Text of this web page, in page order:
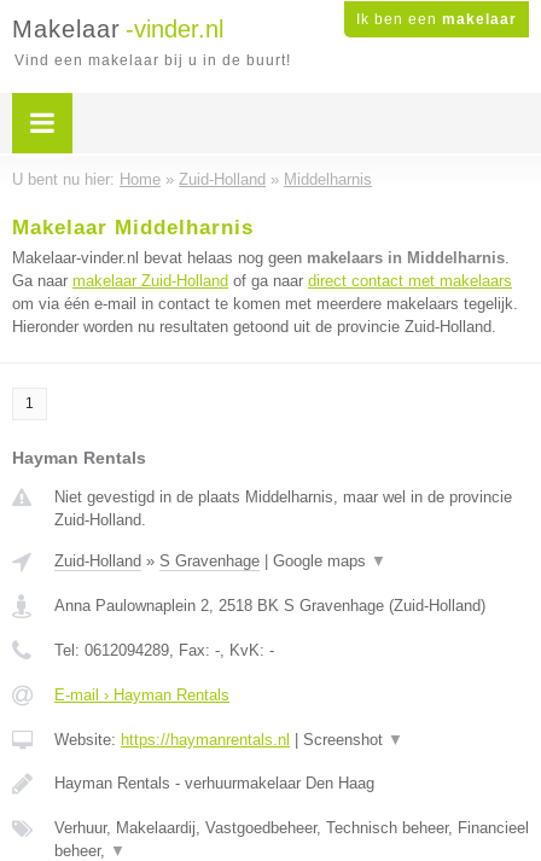
Ik ben een makelaar
Makelaar -vinder.nl
Vind een makelaar bij u in de buurt!
U bent nu hier: Home » Zuid-Holland » Middelharnis
Makelaar Middelharnis
Makelaar-vinder.nl bevat helaas nog geen makelaars in Middelharnis.
Ga naar makelaar Zuid-Holland of ga naar direct contact met makelaars
om via één e-mail in contact te komen met meerdere makelaars tegelijk.
Hieronder worden nu resultaten getoond uit de provincie Zuid-Holland.
1
Hayman Rentals
Niet gevestigd in de plaats Middelharnis, maar wel in de provincie
Zuid-Holland.
Zuid-Holland » S Gravenhage Google maps ▼
Anna Paulownaplein 2, 2518 BK S Gravenhage (Zuid-Holland)
Tel: 0612094289, Fax: -, KvK: -
E-mail › Hayman Rentals
Website: https://haymanrentals.nl Screenshot ▼
Hayman Rentals - verhuurmakelaar Den Haag
Verhuur, Makelaardij, Vastgoedbeheer, Technisch beheer, Financieel
beheer, ▼